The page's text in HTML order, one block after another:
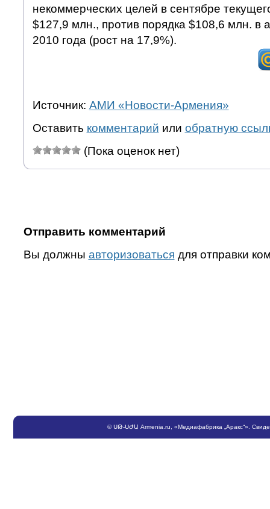
некоммерческих целей в сентябре
$127,9 млн., против порядка $108,6 млн. в
2010 года (рост на 17,9%).
Источник: АМИ «Новости-Армения»
Оставить комментарий или обратную
(Пока оценок нет)
Отправить комментарий
Вы должны авторизоваться для отправки
©ՍԹ-ՍԺԱ Armenia.ru , «Медиафабрика „Аракс“».